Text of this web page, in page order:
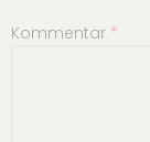
Kommentar *